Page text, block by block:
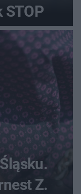
STOP
Z.